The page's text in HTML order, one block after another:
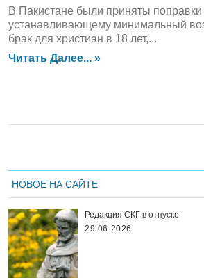
В Пакистане были приняты поправки
устанавливающему минимальный
брак для христиан в 18 лет,...
Читать Далее... »
НОВОЕ НА САЙТЕ
Редакция СКГ в отпуске
29.06.2026